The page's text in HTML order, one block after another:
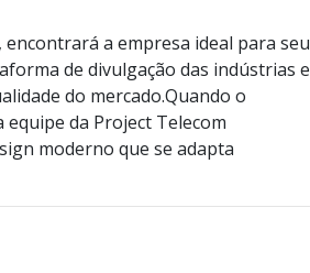
a empresa ideal para seu
de divulgação das indústrias e
do mercado.Quando o
da Project Telecom
moderno que se adapta